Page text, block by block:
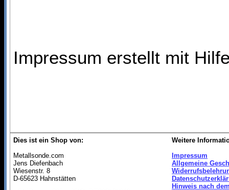
Impressum erstellt mit
Dies ist ein Shop von:
Metallsonde.com
Jens Diefenbach
Wiesenstr. 8
D-65623 Hahnstätten
Weitere
Impressum
Allgemeine
Hinweis nach